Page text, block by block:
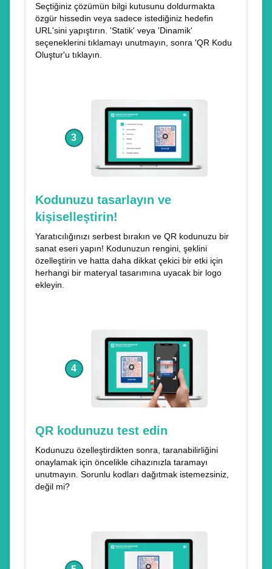
Seçtiğiniz çözümün bilgi kutusunu doldurmakta
özgür hissedin veya sadece istediğiniz hedefin
URL'sini yapıştırın. 'Statik' veya 'Dinamik'
seçeneklerini tıklamayı unutmayın, sonra 'QR Kodu
Oluştur'u tıklayın.
3
Kodunuzu tasarlayın ve
kişiselleştirin!
Yaratıcılığınızı serbest bırakın ve QR kodunuzu bir
sanat eseri yapın! Kodunuzun rengini, şeklini
özelleştirin ve hatta daha dikkat çekici bir etki için
herhangi bir materyal tasarımına uyacak bir logo
ekleyin.
4
QR kodunuzu test edin
Kodunuzu özelleştirdikten sonra, taranabilirliğini
onaylamak için öncelikle cihazınızla taramayı
unutmayın. Sorunlu kodları dağıtmak istemezsiniz,
değil mi?